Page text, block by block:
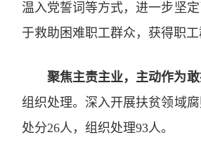
温入党誓词等方式，进一步坚
于救助困难职工群众，获得职工
聚焦主责主业，主动作为敢
组织处理。深入开展扶贫领域
处分26人，组织处理93人。